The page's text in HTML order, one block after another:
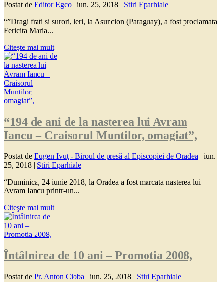
Postat de Editor Egco | iun. 25, 2018 | Stiri Eparhiale
“”Dragi frati si surori, ieri, la Asuncion (Paraguay), a fost proclamata
Fericita Maria...
Citeşte mai mult
“194 de ani de la nasterea lui Avram
Iancu – Craisorul Muntilor, omagiat”,
Postat de Eugen Ivuţ - Biroul de presă al Episcopiei de Oradea | iun.
25, 2018 | Stiri Eparhiale
“Duminica, 24 iunie 2018, la Oradea a fost marcata nasterea lui
Avram Iancu printr-un...
Citeşte mai mult
Întâlnirea de 10 ani – Promotia 2008,
Postat de Pr. Anton Cioba | iun. 25, 2018 | Stiri Eparhiale